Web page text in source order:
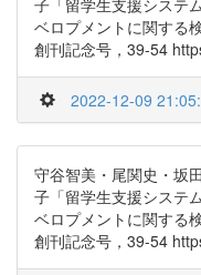
子「留学生支援システ
ベロプメントに関する
創刊記念号，39-54
2022-12-09
守谷智美・尾関史・坂
子「留学生支援システ
ベロプメントに関する
創刊記念号，39-54